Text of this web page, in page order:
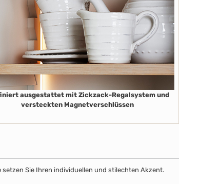
ausgestattet mit Zickzack-Regalsystem und
versteckten Magnetverschlüssen
setzen Sie Ihren individuellen und stilechten Akzent.